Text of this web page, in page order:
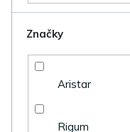
Značky
Aristar
Rigum